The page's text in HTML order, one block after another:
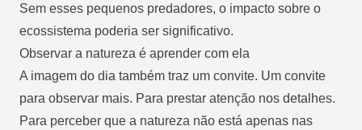
Sem esses pequenos predadores, o impacto sobre o
ecossistema poderia ser significativo.
Observar a natureza é aprender com ela
A imagem do dia também traz um convite. Um convite
para observar mais. Para prestar atenção nos detalhes.
Para perceber que a natureza não está apenas nas